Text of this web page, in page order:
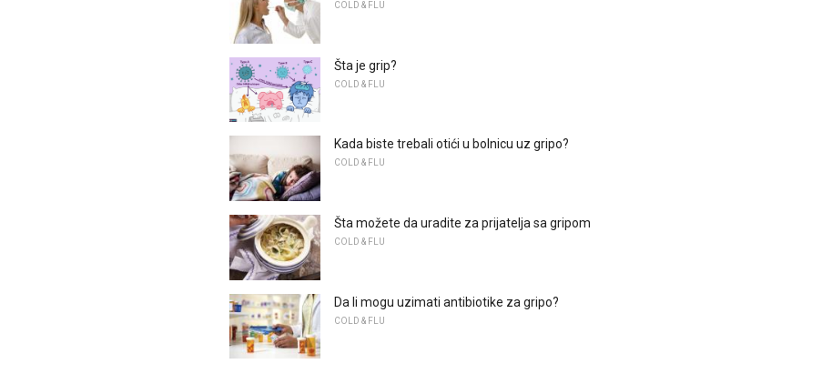
COLD & FLU
Šta je grip?
COLD & FLU
Kada biste trebali otići u bolnicu uz gripo?
COLD & FLU
Šta možete da uradite za prijatelja sa gripom
COLD & FLU
Da li mogu uzimati antibiotike za gripo?
COLD & FLU